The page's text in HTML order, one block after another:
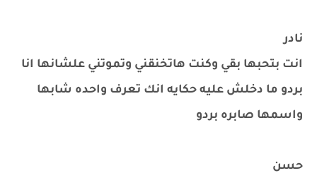
نادر
انت بتحبها بقي وكنت هاتخنقني وتموتني علشانها انا
بردو ما دخلش عليه حكايه انك تعرف واحده شابها
واسمها صابره بردو
حسن